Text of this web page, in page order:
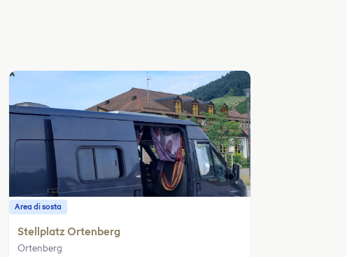
Area di sosta
Stellplatz Ortenberg
Ortenberg